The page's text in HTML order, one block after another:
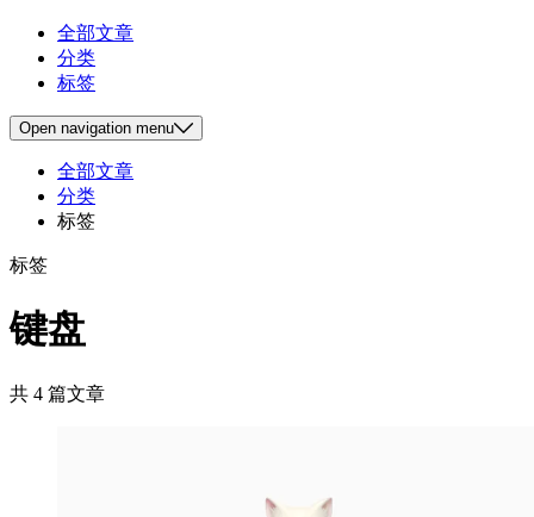
全部文章
分类
标签
Open navigation menu
全部文章
分类
标签
标签
键盘
共 4 篇文章